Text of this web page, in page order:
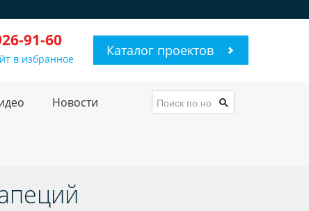
91-60
Каталог проектов
в избранное
Новости